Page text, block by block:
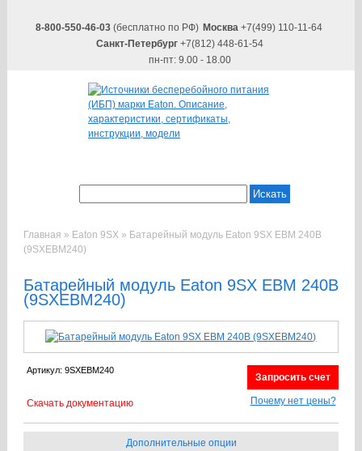
8-800-550-46-03 (бесплатно по РФ) Москва +7(499) 110-11-64
Санкт-Петербург +7(812) 448-61-54
пн-пт: 9.00 - 18.00
Искать
Главная » Eaton 9SX» Батарейный модуль Eaton 9SX EBM 240В
(9SXEBM240)
Батарейный модуль Eaton 9SX EBM 240В
(9SXEBM240)
Запросить счет
Почему нет цены?
Артикул: 9SXEBM240
Скачать документацию
Дополнительные опции